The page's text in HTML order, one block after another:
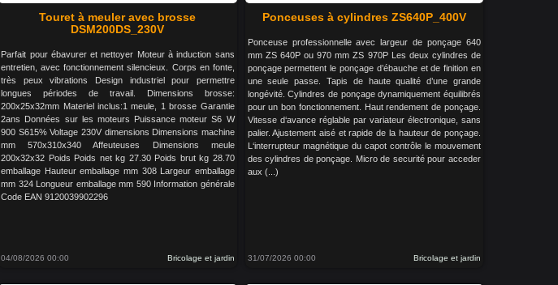
Touret à meuler avec brosse
DSM200DS_230V
Parfait pour ébavurer et nettoyer Moteur à induction sans
entretien, avec fonctionnement silencieux. Corps en fonte,
très peux vibrations Design industriel pour permettre
longues périodes de travail. Dimensions brosse:
200x25x32mm Materiel inclus:1 meule, 1 brosse Garantie
2ans Données sur les moteurs Puissance moteur S6 W
900 S615% Voltage 230V dimensions Dimensions machine
mm 570x310x340 Affeuteuses Dimensions meule
200x32x32 Poids Poids net kg 27.30 Poids brut kg 28.70
emballage Hauteur emballage mm 308 Largeur emballage
mm 324 Longueur emballage mm 590 Information générale
Code EAN 9120039902296
04/08/2026 00:00 Bricolage et jardin
Ponceuses à cylindres ZS640P_400V
Ponceuse professionnelle avec largeur de ponçage 640
mm ZS 640P ou 970 mm ZS 970P Les deux cylindres de
ponçage permettent le ponçage d’ébauche et de finition en
une seule passe. Tapis de haute qualité d’une grande
longévité. Cylindres de ponçage dynamiquement équilibrés
pour un bon fonctionnement. Haut rendement de ponçage.
Vitesse d‘avance réglable par variateur électronique, sans
palier. Ajustement aisé et rapide de la hauteur de ponçage.
L‘interrupteur magnétique du capot contrôle le mouvement
des cylindres de ponçage. Micro de securité pour acceder
aux (...)
31/07/2026 00:00 Bricolage et jardin